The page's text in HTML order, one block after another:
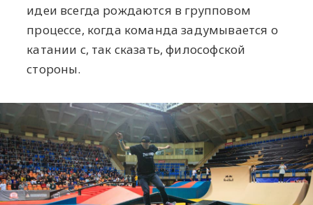
идеи всегда рождаются в групповом
процессе, когда команда задумывается о
катании с, так сказать, философской
стороны.